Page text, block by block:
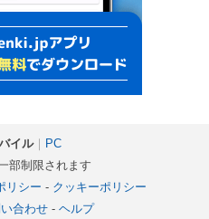
イル｜ PC
部制限されます
リシー - クッキーポリシー
合わせ- ヘルプ